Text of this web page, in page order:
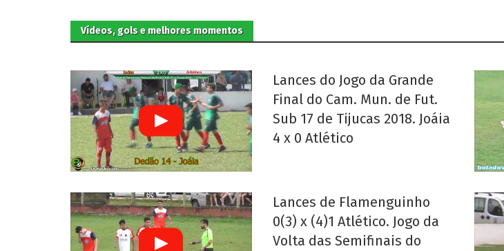
Vídeos, gols e melhores momentos
Lances do Jogo da Grande
Final do Cam. Mun. de Fut.
Sub 17 de Tijucas 2018. Joáia
4 x 0 Atlético
Lances de Flamenguinho
0(3) x (4)1 Atlético. Jogo da
Volta das Semifinais do